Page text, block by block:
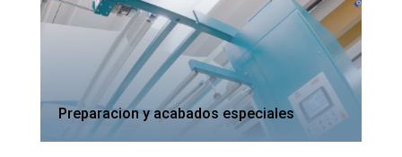
Preparacion y acabados especiales